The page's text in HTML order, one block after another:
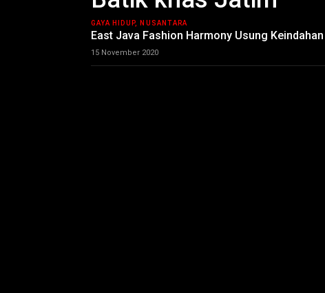
GAYA HIDUP, NUSANTARA
East Java Fashion Harmony Usung
15 November 2020